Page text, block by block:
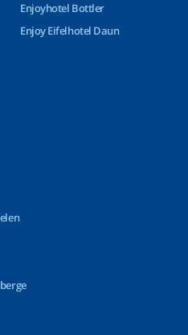
Enjoyhotel Bottler
Enjoy Eifelhotel Daun